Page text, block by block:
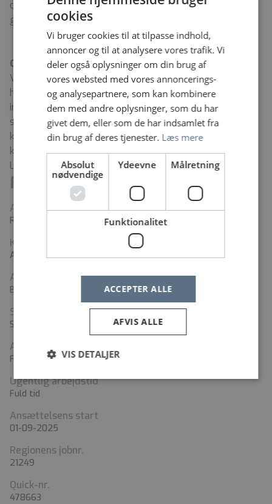
og 12 timers vagter i weekenden. Vi arbejder i
gennemsnit hver 4. weekend.
Om Region Nordjylland
Vi er ca. 15.000 meget forskellige medarbejdere, der
hver dag leverer velfærd til omkring 590.000 nordjyder
inden for sundhed, regional udvikling og det
specialiserede socialområde. Vi opfordrer alle
kvalificerede til at søge jobbet - uanset etnisk baggrund,
køn, seksuel orientering, handicap, religion eller alder.
Læs mere om os på
www.rn.dk.
Fakta
Arbejdssted
Regionshospital Nordjylland
Kontaktperson
Ann Engkjær
Adresse
Bispensgade 37, 9800 Hjørring
Stillingstyper
Sygeplejerske
Ansættelsesform
Fast ansættelse
Ugentlig arbejdstid
Fuld tid
Ansættelsens start
01-09-2025
Regionens jobnr.
21249
Quick-nr.
478663
cookies
Vi bruger cookies til at tilpasse indhold,
annoncer og til at analysere vores trafik. Vi
deler også oplysninger om din brug af
vores websted med vores annoncerings-
og analysepartnere, som kan kombinere
dem med andre oplysninger, som du har
givet dem, eller som de har indsamlet fra
din brug af deres tjenester. Læs mere
Absolut
nødvendige
Ydeevne Målretning
Funktionalitet
ACCEPTER ALLE
AFVIS ALLE
VIS DETALJER